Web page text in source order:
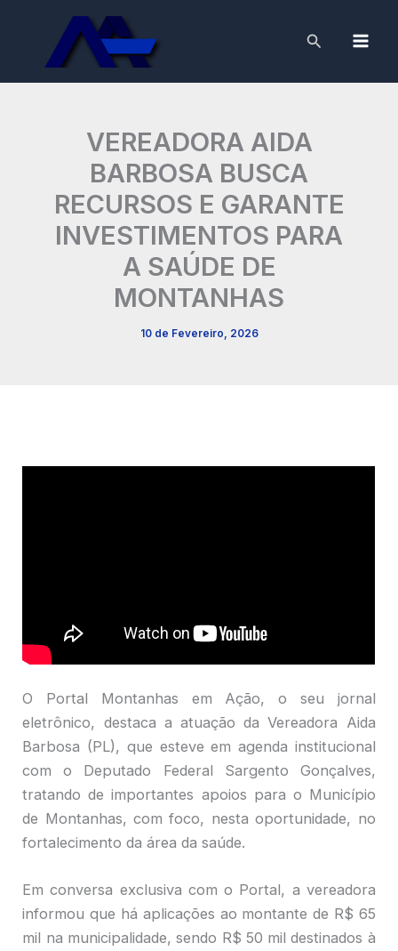
content
Search
VEREADORA AIDA
BARBOSA BUSCA
RECURSOS E GARANTE
INVESTIMENTOS PARA
A SAÚDE DE
MONTANHAS
10 de Fevereiro, 2026
O Portal Montanhas em Ação, o seu jornal
eletrônico, destaca a atuação da Vereadora Aida
Barbosa (PL), que esteve em agenda institucional
com o Deputado Federal Sargento Gonçalves,
tratando de importantes apoios para o Município
de Montanhas, com foco, nesta oportunidade, no
fortalecimento da área da saúde.
Em conversa exclusiva com o Portal, a vereadora
informou que há aplicações ao montante de R$ 65
mil na municipalidade, sendo R$ 50 mil destinados à